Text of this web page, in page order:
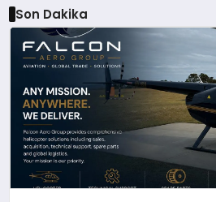
Son Dakika